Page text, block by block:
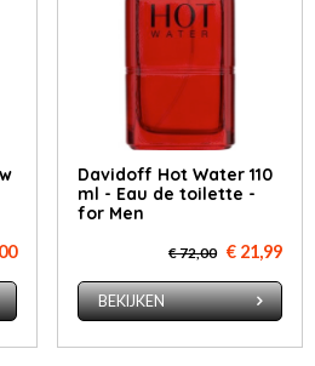
Davidoff Hot Water 110
ml - Eau de toilette -
for Men
€ 72,00 € 21,99
BEKIJKEN